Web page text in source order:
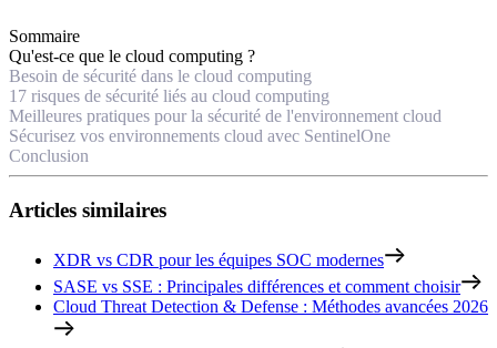
Sommaire
Qu'est-ce que le cloud computing ?
Besoin de sécurité dans le cloud computing
17 risques de sécurité liés au cloud computing
Meilleures pratiques pour la sécurité de l'environnement cloud
Sécurisez vos environnements cloud avec SentinelOne
Conclusion
Articles similaires
XDR vs CDR pour les équipes SOC modernes
SASE vs SSE : Principales différences et comment choisir
Cloud Threat Detection & Defense : Méthodes avancées 2026